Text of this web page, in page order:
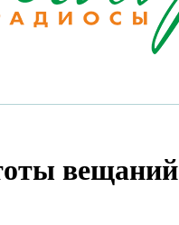
вещаний